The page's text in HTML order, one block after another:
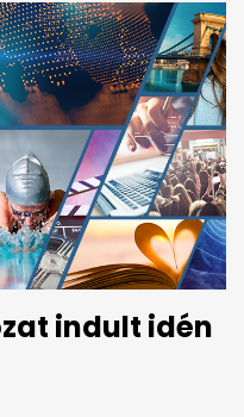
indult idén